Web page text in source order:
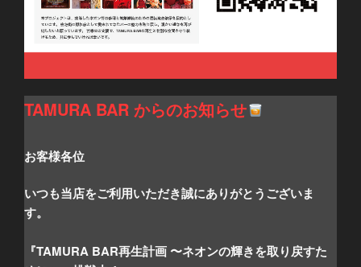
TAMURA BAR からのお知らせ
お客様各位
いつも当店をご利用いただき誠にありがとうございま
す。
『TAMURA BAR再生計画 〜ネオンの輝きを取り戻すた